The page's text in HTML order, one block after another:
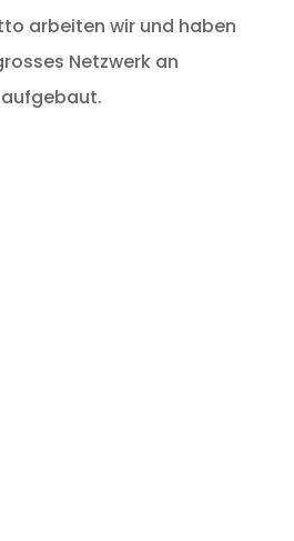
arbeiten wir und haben
Netzwerk an